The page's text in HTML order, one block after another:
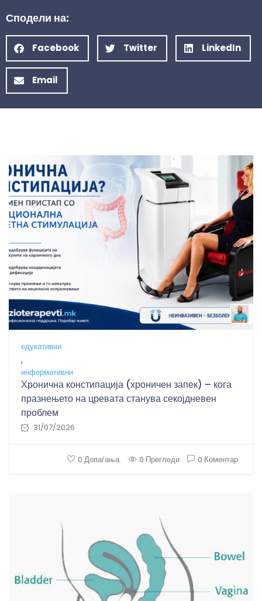
Сподели на:
Facebook Twitter LinkedIn
Email
едукативни
,
информативни
Хронична констипација (хроничен запек) – кога
празнењето на цревата станува секојдневен
проблем
31/07/2026
0 Допаѓања. 0 Прегледи 0 Коментар